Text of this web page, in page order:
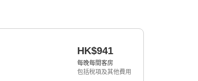
HK$941
每晚每間客房
包括稅項及其他費用